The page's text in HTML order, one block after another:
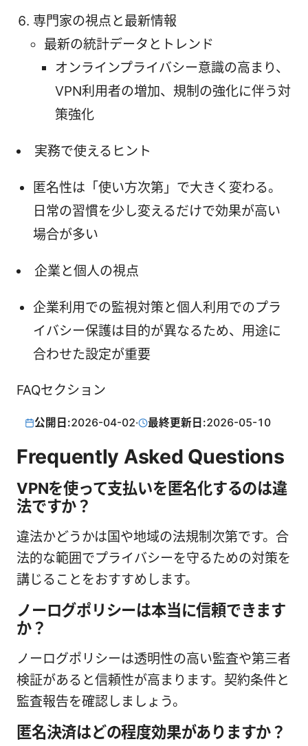
専門家の視点と最新情報
最新の統計データとトレンド
オンラインプライバシー意識の高まり、
VPN利用者の増加、規制の強化に伴う対
策強化
実務で使えるヒント
匿名性は「使い方次第」で大きく変わる。
日常の習慣を少し変えるだけで効果が高い
場合が多い
企業と個人の視点
企業利用での監視対策と個人利用でのプラ
イバシー保護は目的が異なるため、用途に
合わせた設定が重要
FAQセクション
公開日:2026-04-02· 最終更新日:2026-05-10
Frequently Asked Questions
VPNを使って支払いを匿名化するのは違
法ですか？
違法かどうかは国や地域の法規制次第です。合
法的な範囲でプライバシーを守るための対策を
講じることをおすすめします。
ノーログポリシーは本当に信頼できます
か？
ノーログポリシーは透明性の高い監査や第三者
検証があると信頼性が高まります。契約条件と
監査報告を確認しましょう。
匿名決済はどの程度効果がありますか？